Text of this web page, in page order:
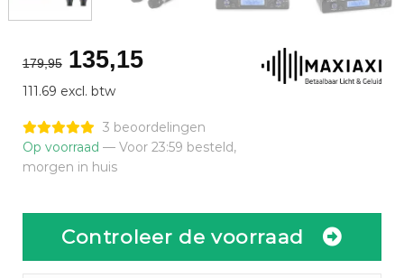
179,95 Oorspronkelijke
prijs
was:
€179,95.
135,15Huidige
€135,15.
111.69 excl. btw
3 beoordelingen
Op voorraad — Voor 23:59 besteld,
morgen in huis
Controleer de voorraad